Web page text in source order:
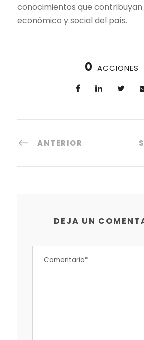
conocimientos que
económico y social del país.
0 ACCIONES
ANTERIOR
DEJA UN